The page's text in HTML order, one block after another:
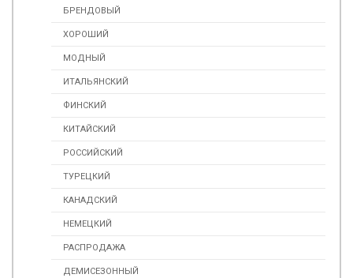
БРЕНДОВЫЙ
ХОРОШИЙ
МОДНЫЙ
ИТАЛЬЯНСКИЙ
ФИНСКИЙ
КИТАЙСКИЙ
РОССИЙСКИЙ
ТУРЕЦКИЙ
КАНАДСКИЙ
НЕМЕЦКИЙ
РАСПРОДАЖА
ДЕМИСЕЗОННЫЙ